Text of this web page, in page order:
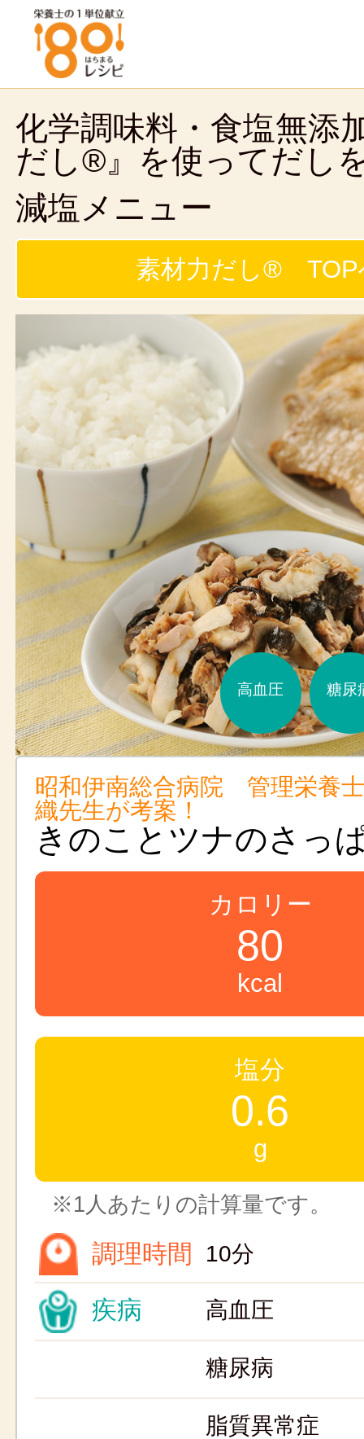
化学調味料・食塩無添
だし®』を使ってだし
減塩メニュー
素材力だし® TOP
糖尿
高血圧
昭和伊南総合病院 管理栄養
織先生が考案！
きのことツナのさっ
カロリー
80
kcal
塩分
0.6
g
※1人あたりの計算量です。
調理時間 10分
疾病 高血圧
糖尿病
脂質異常症